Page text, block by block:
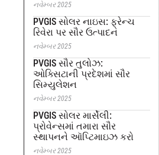
નવેમ્બર 2025
PVGIS સોલર નાઇસ: ફ્રેન્ચ
રિવેરા પર સૌર ઉત્પાદન
નવેમ્બર 2025
PVGIS સૌર તુલોઝ:
ઓક્સિટાની પ્રદેશમાં સૌર
સિમ્યુલેશન
નવેમ્બર 2025
PVGIS સોલર માર્સેલી:
પ્રોવેન્સમાં તમારા સૌર
સ્થાપનને ઑપ્ટિમાઇઝ કરો
નવેમ્બર 2025